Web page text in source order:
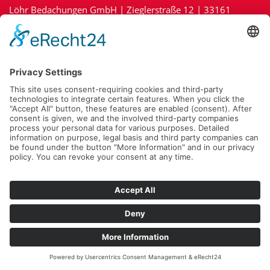
Löhr Bedachungen GmbH | Zieglerstraße 12 | 33161
Hövelhof | Tel.:
info@loehr-bedachungen.de
Impressum| Kontakt|
Fragen Sie jetzt Ihr Projekt unverbindlich an:
Zu unserem Online-Anfrageformular »